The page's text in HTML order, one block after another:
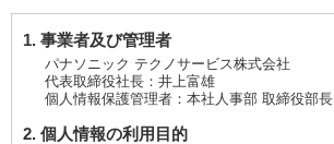
1. 事業者及び管理者
パナソニック テクノサービス株式会社
代表取締役社長：井上富雄
個人情報保護管理者：本社人事部 取締役部長
2. 個人情報の利用目的